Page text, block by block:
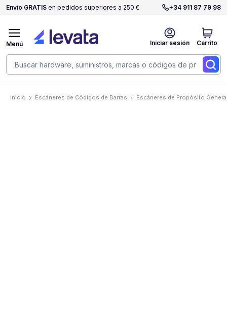
Envío GRATIS en pedidos superiores a 250 € +34 911 87 79 98
Iniciar sesión Carrito
Menú
Inicio Escáneres de Códigos de Barras Escáneres de Propósito